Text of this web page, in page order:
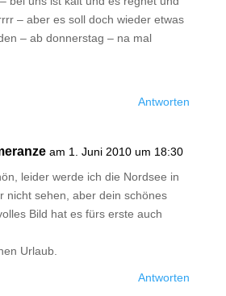
– aber es soll doch wieder etwas
– ab donnerstag – na mal
Antworten
am 1. Juni 2010 um 18:30
leider werde ich die Nordsee in
nicht sehen, aber dein schönes
Bild hat es fürs erste auch
Urlaub.
Antworten